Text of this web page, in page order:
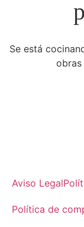
Se está
Aviso Legal
Política de